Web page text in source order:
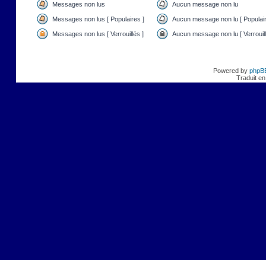
Messages non lus Aucun message non lu
Messages non lus [ Populaires ] Aucun message non lu [
Messages non lus [ Verrouillés ] Aucun message non lu [
Powered by
Traduit